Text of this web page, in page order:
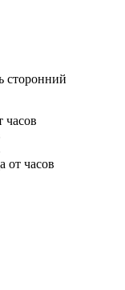
сторонний
часов
от часов